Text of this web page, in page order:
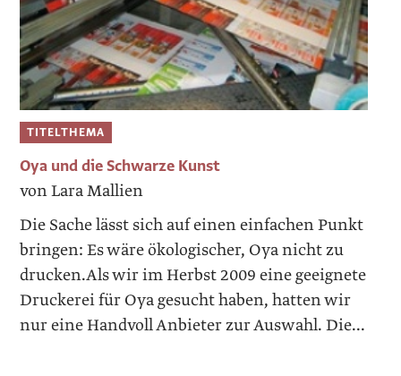
TITELTHEMA
Oya und die Schwarze Kunst
von Lara Mallien
Die Sache lässt sich auf einen einfachen Punkt
bringen: Es wäre ökologischer, Oya nicht zu
drucken.Als wir im Herbst 2009 eine geeignete
Druckerei für Oya gesucht haben, hatten wir
nur eine Handvoll Anbieter zur Auswahl. Die...